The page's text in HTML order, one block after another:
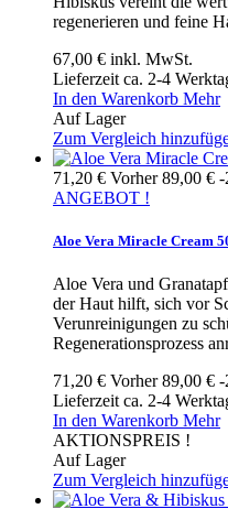
regenerieren und feine
67,00 € inkl. MwSt.
Lieferzeit ca. 2-4
In den Warenkorb Mehr
Auf Lager
Zum Vergleich
71,20 € Vorher89,00 € -
ANGEBOT !
Aloe Vera Miracle Cream
Aloe Vera und
der Haut hilft, sich vor
Verunreinigungen zu
Regenerationsprozess
71,20 € Vorher89,00 € -
Lieferzeit ca. 2-4
In den Warenkorb Mehr
AKTIONSPREIS !
Auf Lager
Zum Vergleich